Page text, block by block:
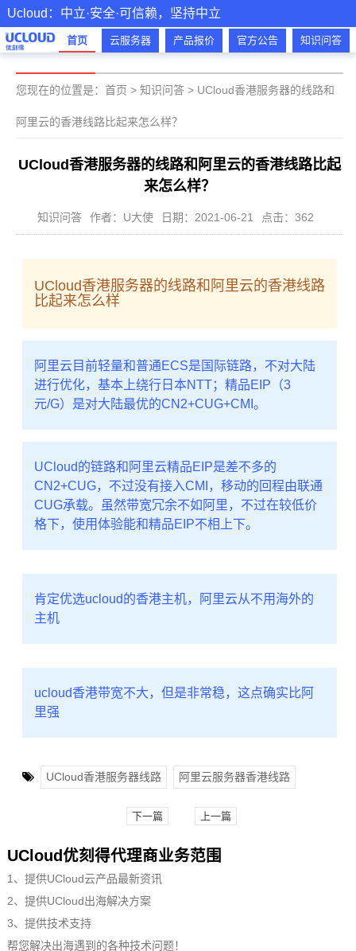
Ucloud：中立·安全·可信赖，坚持中立
首页 云服务器 产品报价 官方公告 知识问答
您现在的位置是： 首页 > 知识问答 > UCloud香港服务器的线路和
阿里云的香港线路比起来怎么样？
UCloud香港服务器的线路和阿里云的香港线路比起
来怎么样？
知识问答 作者：U大使 日期：2021-06-21 点击：362
UCloud香港服务器的线路和阿里云的香港线路
比起来怎么样
阿里云目前轻量和普通ECS是国际链路，不对大陆
进行优化，基本上绕行日本NTT；精品EIP（3
元/G）是对大陆最优的CN2+CUG+CMI。
UCloud的链路和阿里云精品EIP是差不多的
CN2+CUG，不过没有接入CMI，移动的回程由联通
CUG承载。虽然带宽冗余不如阿里，不过在较低价
格下，使用体验能和精品EIP不相上下。
肯定优选ucloud的香港主机，阿里云从不用海外的
主机
ucloud香港带宽不大，但是非常稳，这点确实比阿
里强
UCloud香港服务器线路 阿里云服务器香港线路
下一篇 上一篇
UCloud优刻得代理商业务范围
1、提供UCloud云产品最新资讯
2、提供UCloud出海解决方案
3、提供技术支持
帮您解决出海遇到的各种技术问题！